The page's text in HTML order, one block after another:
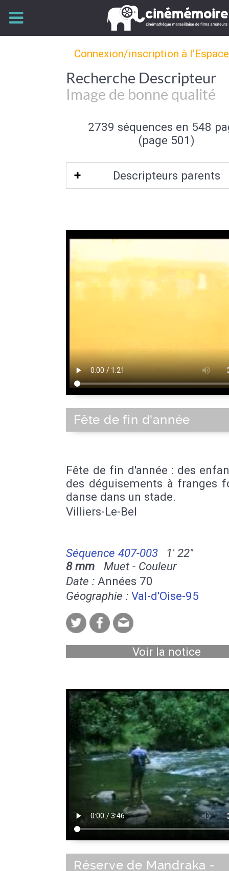
Connexion/inscription à
Recherche Descripteur
Image de bonne qualité
2739 séquences en 548
(page 501)
Descripteurs parents
Fête de fin d'année
Fête de fin d'année : des
des déguisements à franges
danse dans un stade.
Villiers-Le-Bel
Séquence 407-003
1' 22''
8 mm Muet - Couleur
Date : Années 70
Géographie : Val-d'Oise-95
Voir la notice
Réserve de Mandraka -